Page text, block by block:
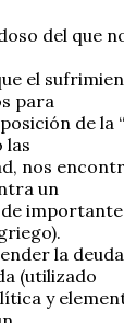
del que
el
para
de la
las
nos
un
de
la
(utilizado
y